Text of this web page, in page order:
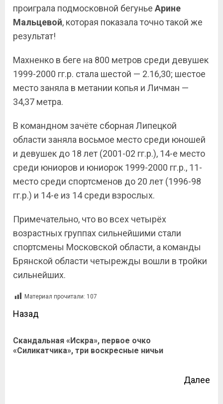
проиграла подмосковной бегунье Арине
Мальцевой, которая показала точно такой же
результат!
Махненко в беге на 800 метров среди девушек
1999-2000 гг.р. стала шестой — 2.16,30; шестое
место заняла в метании копья и Личман —
34,37 метра.
В командном зачёте сборная Липецкой
области заняла восьмое место среди юношей
и девушек до 18 лет (2001-02 гг.р.), 14-е место
среди юниоров и юниорок 1999-2000 гг.р., 11-
место среди спортсменов до 20 лет (1996-98
гг.р.) и 14-е из 14 среди взрослых.
Примечательно, что во всех четырёх
возрастных группах сильнейшими стали
спортсмены Московской области, а команды
Брянской области четырежды вошли в тройки
сильнейших.
Материал прочитали: 107
Назад
Скандальная «Искра», первое очко
«Силикатчика», три воскресные ничьи
Далее